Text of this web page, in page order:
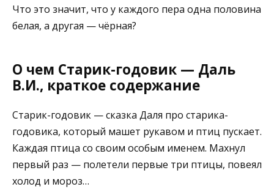
Что это значит, что у каждого пера одна половина
белая, а другая — чёрная?
О чем Старик-годовик — Даль
В.И., краткое содержание
Старик-годовик — сказка Даля про старика-
годовика, который машет рукавом и птиц пускает.
Каждая птица со своим особым именем. Махнул
первый раз — полетели первые три птицы, повеял
холод и мороз…